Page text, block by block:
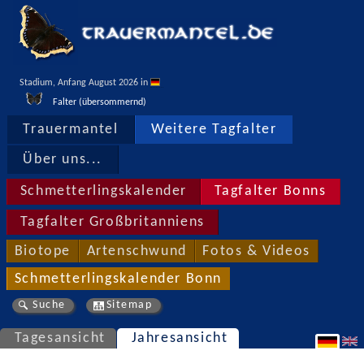
Stadium, Anfang August 2026 in
Falter (übersommernd)
Trauermantel Weitere Tagfalter
Über uns...
Schmetterlingskalender Tagfalter Bonns
Tagfalter Großbritanniens
Biotope Artenschwund Fotos & Videos
Schmetterlingskalender Bonn
Suche Sitemap
Tagesansicht Jahresansicht